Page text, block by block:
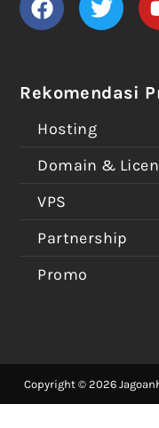
Rekomendasi
Hosting
Domain &
VPS
Partnership
Promo
Copyright © 2026